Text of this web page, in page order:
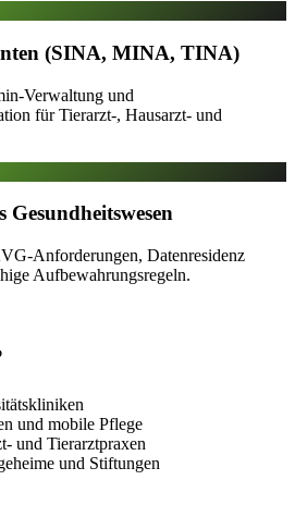
(SINA, MINA, TINA)
Verwaltung und
für Tierarzt-, Hausarzt- und
Anforderungen, Datenresidenz
Aufbewahrungsregeln.
und mobile Pflege
und Tierarztpraxen
und Stiftungen